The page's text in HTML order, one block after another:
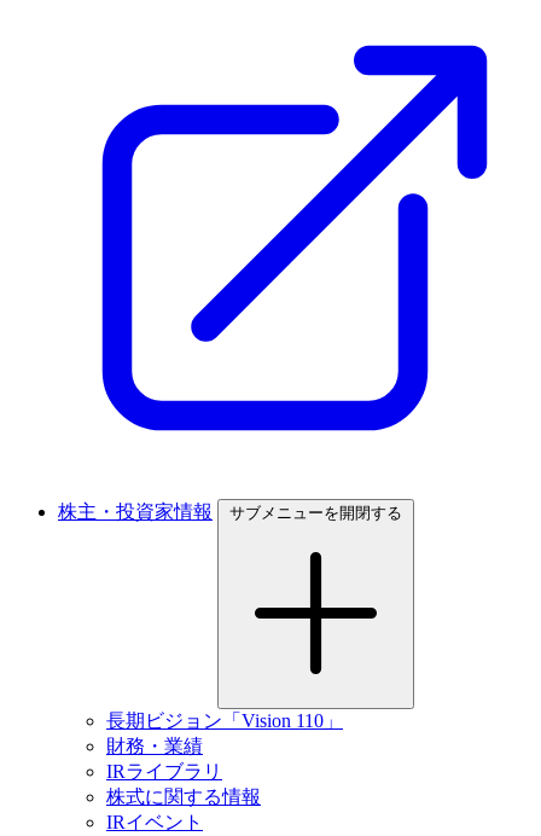
株主・投資家情報 サブメニューを開閉する
長期ビジョン「Vision 110」
財務・業績
IRライブラリ
株式に関する情報
IRイベント